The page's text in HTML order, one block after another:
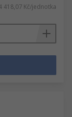
418,07 Kč/jednotka